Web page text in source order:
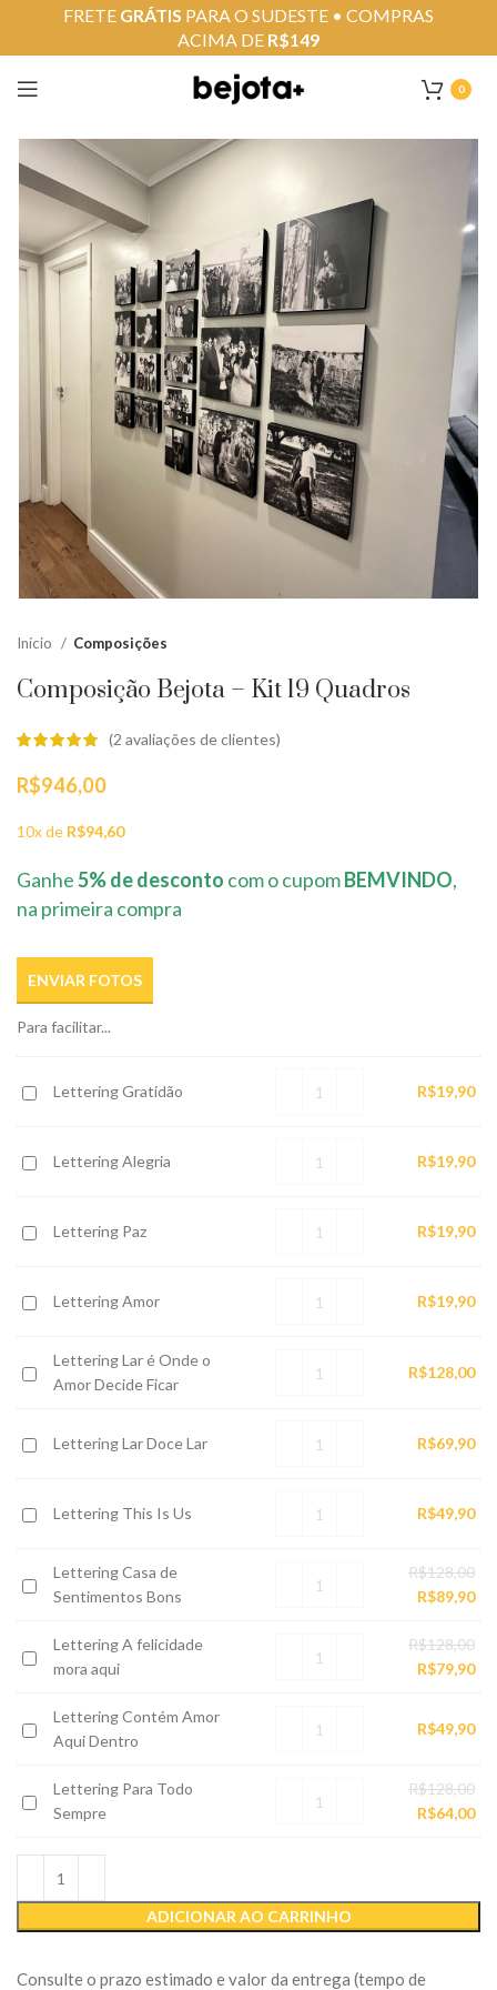
0
Início Composições
Composição Bejota – Kit 19 Quadros
(2 avaliações de clientes)
R$946,00
10x de R$94,60
Ganhe5% de desconto com o cupomBEMVINDO,
na primeira compra
ENVIAR FOTOS
Para facilitar...
LetteringLettering Gratidão R$19,90
LetteringLettering Alegria R$19,90
LetteringLettering Paz R$19,90
LetteringLettering Amor R$19,90
Lettering
Onde
Decide
Ficar
Lettering Lar é Onde o
Amor Decide Ficar
R$128,00
Lettering
Lar
Lettering Lar Doce Lar R$69,90
Lettering
Us
Lettering This Is Us R$49,90
Lettering
Sentimentos
Lettering Casa de
Sentimentos Bons
R$128,00O
R$89,90O
é:
Lettering
mora
Lettering A felicidade
mora aqui
R$128,00O
R$79,90O
Lettering
Contém
Aqui
Lettering Contém Amor
Aqui Dentro
R$49,90
Lettering
Todo
Sempre
Lettering Para Todo
Sempre
R$128,00O
R$64,00O
ADICIONAR AO CARRINHO
Consulte o prazo estimado e valor da entrega (tempo de
FRETE GRÁTIS PARA O SUDESTE • COMPRAS
ACIMA DE R$149